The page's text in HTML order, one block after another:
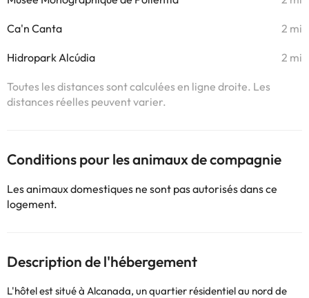
Ca'n Canta 2 mi
Hidropark Alcúdia 2 mi
Toutes les distances sont calculées en ligne droite. Les
distances réelles peuvent varier.
Conditions pour les animaux de compagnie
Les animaux domestiques ne sont pas autorisés dans ce
logement.
Description de l'hébergement
L'hôtel est situé à Alcanada, un quartier résidentiel au nord de